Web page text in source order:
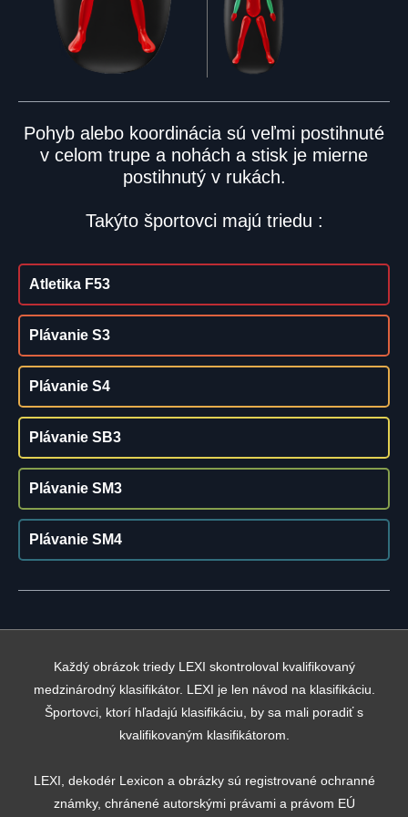
Pohyb alebo koordinácia sú veľmi postihnuté
v celom trupe a nohách a stisk je mierne
postihnutý v rukách.
Takýto športovci majú triedu :
Atletika F53
Plávanie S3
Plávanie S4
Plávanie SB3
Plávanie SM3
Plávanie SM4
Každý obrázok triedy LEXI skontroloval kvalifikovaný
medzinárodný klasifikátor. LEXI je len návod na klasifikáciu.
Športovci, ktorí hľadajú klasifikáciu, by sa mali poradiť s
kvalifikovaným klasifikátorom.
LEXI, dekodér Lexicon a obrázky sú registrované ochranné
známky, chránené autorskými právami a právom EÚ